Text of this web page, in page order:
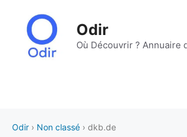
contenu
Odir
Où Découvrir ? Annuaire
Odir › Non classé › dkb.de